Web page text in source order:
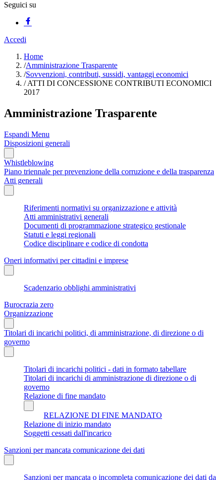
Seguici su
Accedi
Home
/Amministrazione Trasparente
/Sovvenzioni, contributi, sussidi, vantaggi economici
/ATTI DI CONCESSIONE CONTRIBUTI ECONOMICI
2017
Amministrazione Trasparente
Espandi Menu
Disposizioni generali
Whistleblowing
Piano triennale per prevenzione della corruzione e della trasparenza
Atti generali
Riferimenti normativi su organizzazione e attività
Atti amministrativi generali
Documenti di programmazione strategico gestionale
Statuti e leggi regionali
Codice disciplinare e codice di condotta
Oneri informativi per cittadini e imprese
Scadenzario obblighi amministrativi
Burocrazia zero
Organizzazione
Titolari di incarichi politici, di amministrazione, di direzione o di
governo
Titolari di incarichi politici - dati in formato tabellare
Titolari di incarichi di amministrazione di direzione o di
governo
Relazione di fine mandato
RELAZIONE DI FINE MANDATO
Relazione di inizio mandato
Soggetti cessati dall'incarico
Sanzioni per mancata comunicazione dei dati
Sanzioni per mancata o incompleta comunicazione dei dati da